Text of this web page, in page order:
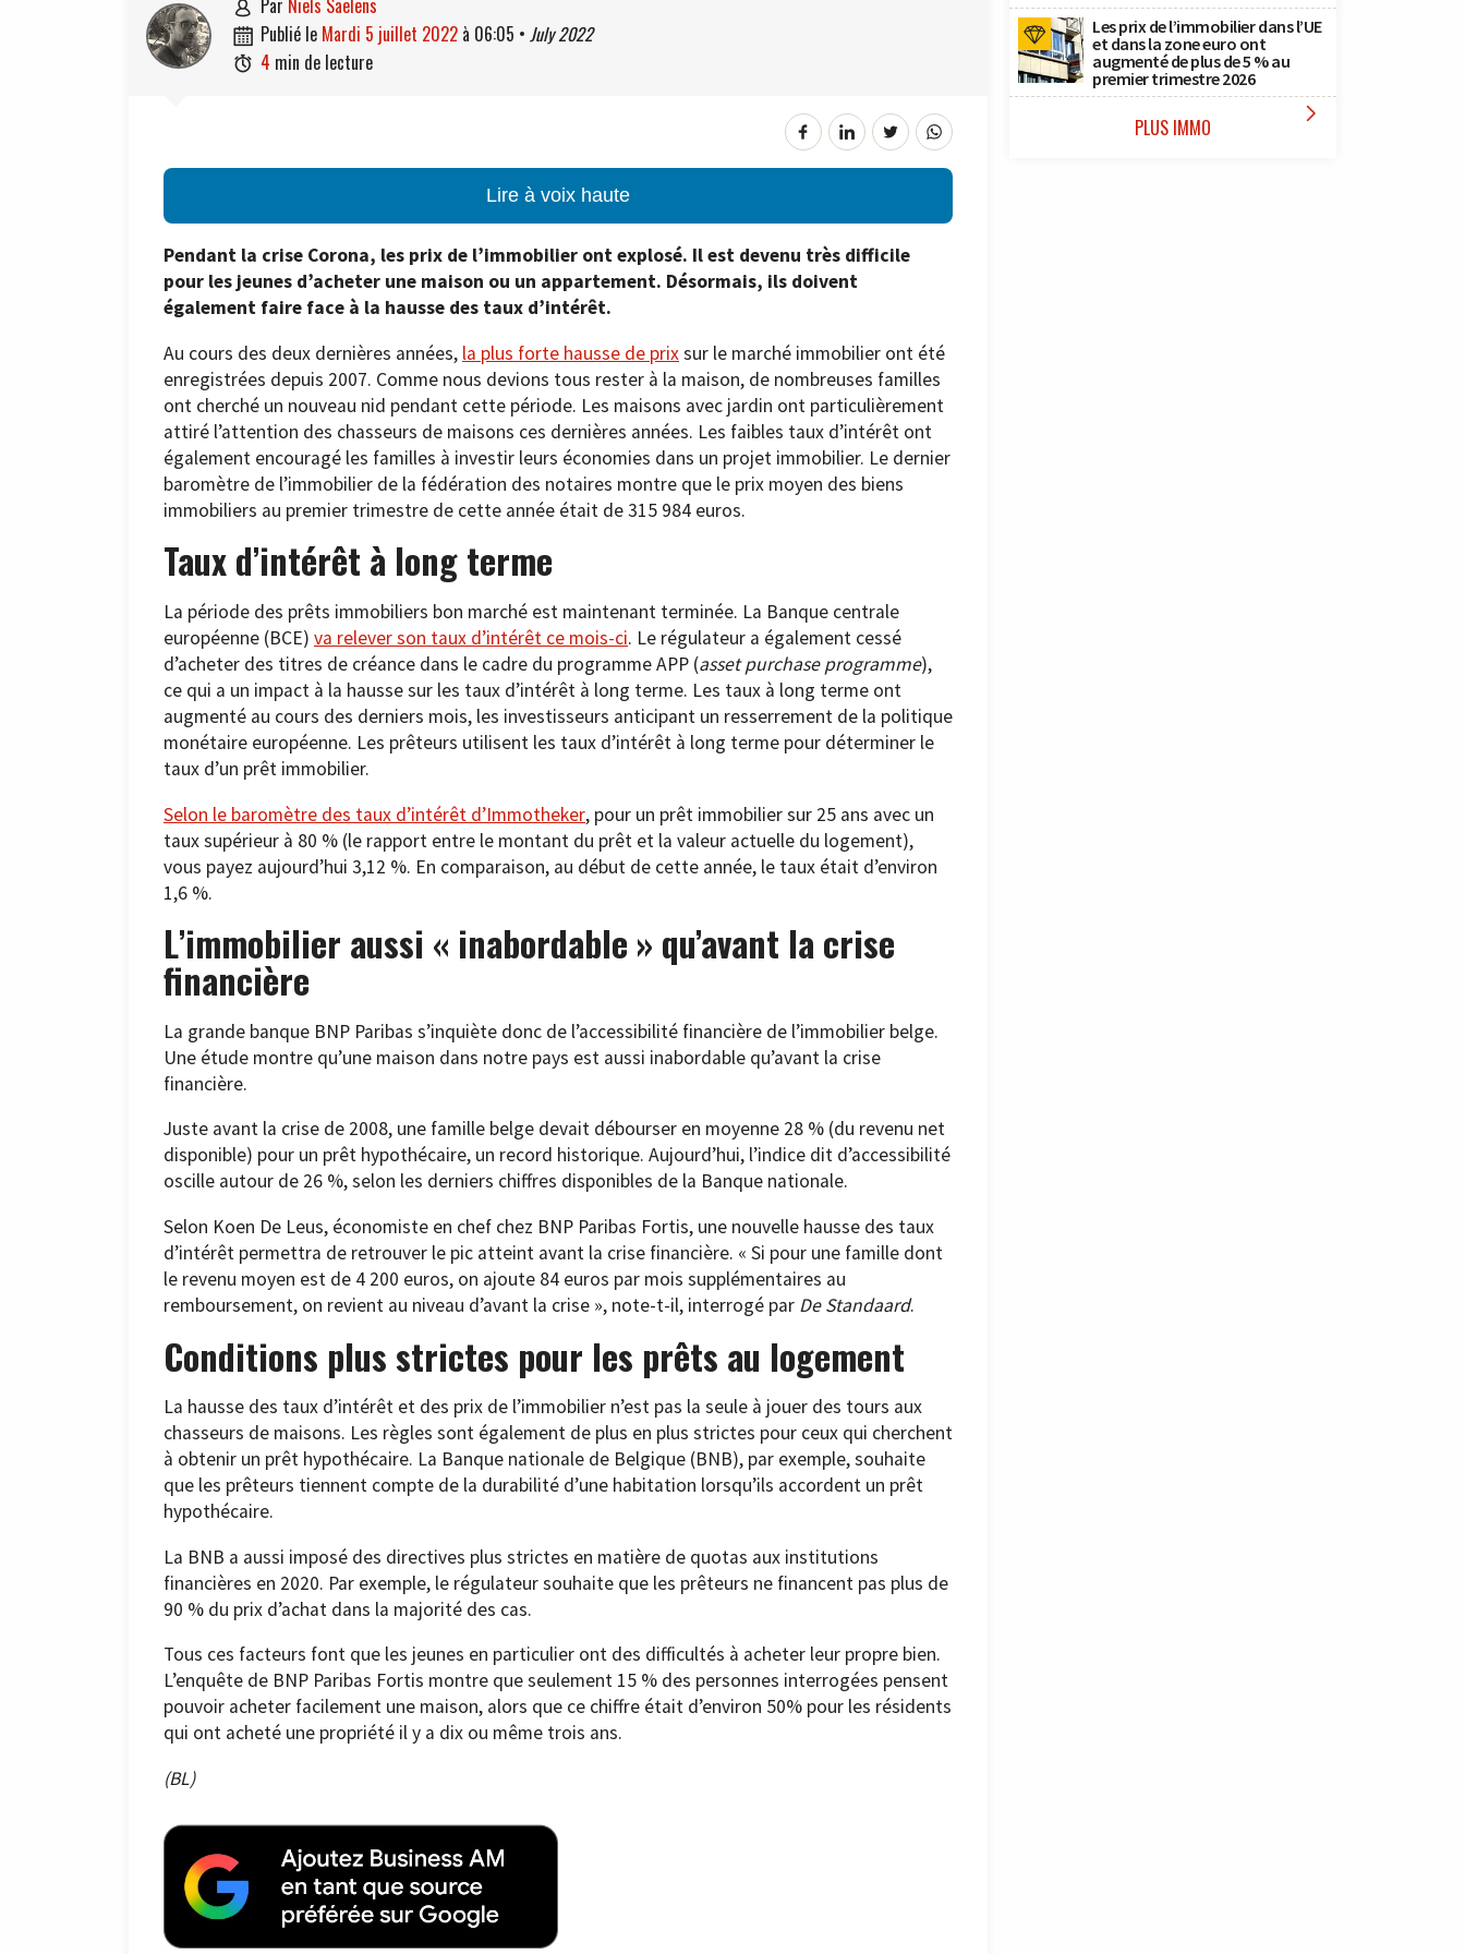
 par Niels Saelens
 publié le mardi 5 juillet 2022 à 06:05 • July 2022
 4 min de lecture
Lire à voix haute
Pendant la crise Corona, les prix de l’immobilier ont explosé. Il est devenu très difficile
pour les jeunes d’acheter une maison ou un appartement. Désormais, ils doivent
également faire face à la hausse des taux d’intérêt.
Au cours des deux dernières années, la plus forte hausse de prixsur le marché immobilier ont été
enregistrées depuis 2007. Comme nous devions tous rester à la maison, de nombreuses familles
ont cherché un nouveau nid pendant cette période. Les maisons avec jardin ont particulièrement
attiré l’attention des chasseurs de maisons ces dernières années. Les faibles taux d’intérêt ont
également encouragé les familles à investir leurs économies dans un projet immobilier. Le dernier
baromètre de l’immobilier de la fédération des notaires montre que le prix moyen des biens
immobiliers au premier trimestre de cette année était de 315 984 euros.
Taux d’intérêt à long terme
La période des prêts immobiliers bon marché est maintenant terminée. La Banque centrale
européenne (BCE) va relever son taux d’intérêt ce mois-ci. Le régulateur a également cessé
d’acheter des titres de créance dans le cadre du programme APP (asset purchase programme),
ce qui a un impact à la hausse sur les taux d’intérêt à long terme. Les taux à long terme ont
augmenté au cours des derniers mois, les investisseurs anticipant un resserrement de la politique
monétaire européenne. Les prêteurs utilisent les taux d’intérêt à long terme pour déterminer le
taux d’un prêt immobilier.
Selon le baromètre des taux d’intérêt d’Immotheker, pour un prêt immobilier sur 25 ans avec un
taux supérieur à 80 % (le rapport entre le montant du prêt et la valeur actuelle du logement),
vous payez aujourd’hui 3,12 %. En comparaison, au début de cette année, le taux était d’environ
1,6 %.
L’immobilier aussi « inabordable » qu’avant la crise
financière
La grande banque BNP Paribas s’inquiète donc de l’accessibilité financière de l’immobilier belge.
Une étude montre qu’une maison dans notre pays est aussi inabordable qu’avant la crise
financière.
Juste avant la crise de 2008, une famille belge devait débourser en moyenne 28 % (du revenu net
disponible) pour un prêt hypothécaire, un record historique. Aujourd’hui, l’indice dit d’accessibilité
oscille autour de 26 %, selon les derniers chiffres disponibles de la Banque nationale.
Selon Koen De Leus, économiste en chef chez BNP Paribas Fortis, une nouvelle hausse des taux
d’intérêt permettra de retrouver le pic atteint avant la crise financière. « Si pour une famille dont
le revenu moyen est de 4 200 euros, on ajoute 84 euros par mois supplémentaires au
remboursement, on revient au niveau d’avant la crise », note-t-il, interrogé par De Standaard.
Conditions plus strictes pour les prêts au logement
La hausse des taux d’intérêt et des prix de l’immobilier n’est pas la seule à jouer des tours aux
chasseurs de maisons. Les règles sont également de plus en plus strictes pour ceux qui cherchent
à obtenir un prêt hypothécaire. La Banque nationale de Belgique (BNB), par exemple, souhaite
que les prêteurs tiennent compte de la durabilité d’une habitation lorsqu’ils accordent un prêt
hypothécaire.
La BNB a aussi imposé des directives plus strictes en matière de quotas aux institutions
financières en 2020. Par exemple, le régulateur souhaite que les prêteurs ne financent pas plus de
90 % du prix d’achat dans la majorité des cas.
Tous ces facteurs font que les jeunes en particulier ont des difficultés à acheter leur propre bien.
L’enquête de BNP Paribas Fortis montre que seulement 15 % des personnes interrogées pensent
pouvoir acheter facilement une maison, alors que ce chiffre était d’environ 50% pour les résidents
qui ont acheté une propriété il y a dix ou même trois ans.
(BL)
Les prix de l’immobilier dans l’UE
et dans la zone euro ont
augmenté de plus de 5 % au
premier trimestre 2026
PLUS IMMO 